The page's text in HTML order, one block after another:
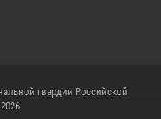
гвардии Российской